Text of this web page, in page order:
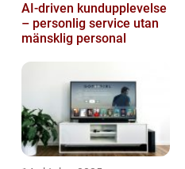
AI-driven kundupplevelse
– personlig service utan
mänsklig personal